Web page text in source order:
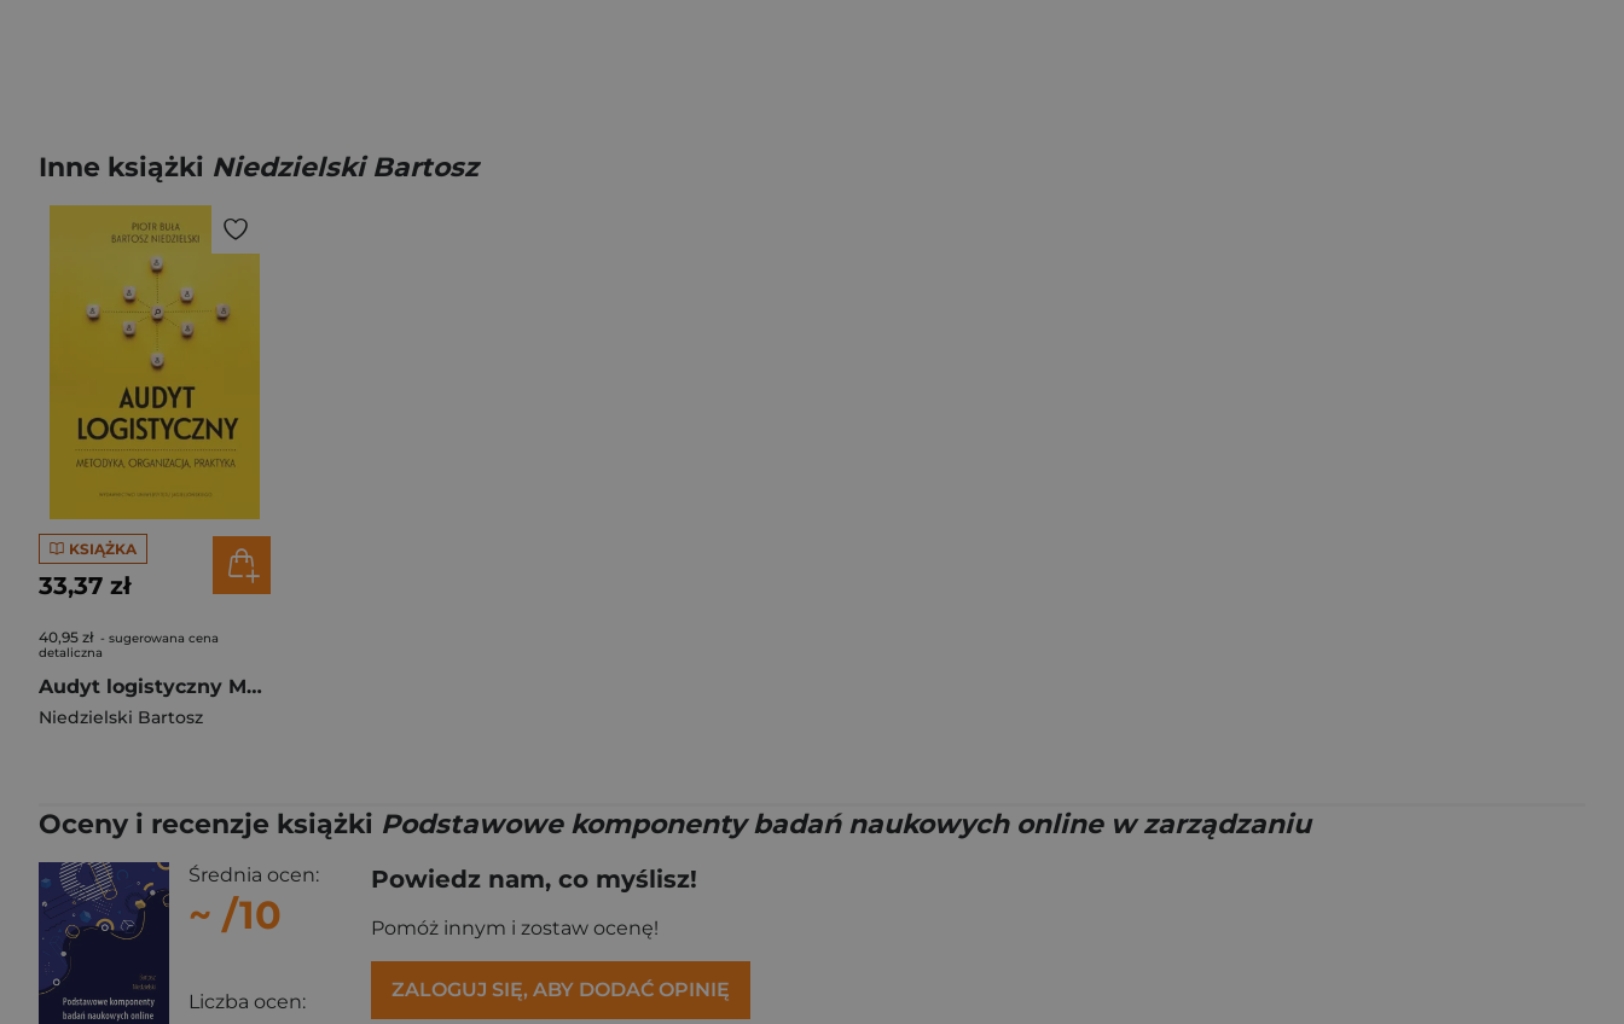
Inne książki Niedzielski Bartosz
KSIĄŻKA
33,37 zł
40,95 zł - sugerowana cena
detaliczna
Audyt logistyczny Metodyka organizacja praktyka
Niedzielski Bartosz
Oceny i recenzje książki Podstawowe komponenty badań naukowych online w zarządzaniu
Średnia ocen:
~ /10
Liczba ocen:
Powiedz nam, co myślisz!
Pomóż innym i zostaw ocenę!
ZALOGUJ SIĘ, ABY DODAĆ OPINIĘ